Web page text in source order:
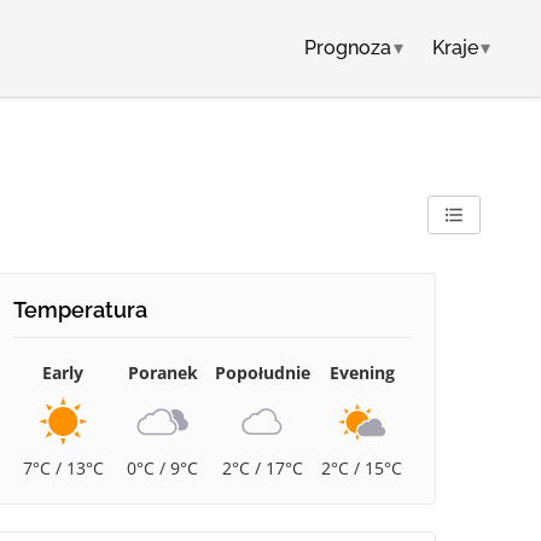
Prognoza▾ Kraje▾
Temperatura
Early
7°C / 13°C
Poranek
0°C / 9°C
Popołudnie
2°C / 17°C
Evening
2°C / 15°C